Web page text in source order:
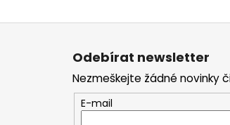
Z
Odebírat newsletter
Nezmeškejte žádné novinky
E-mail